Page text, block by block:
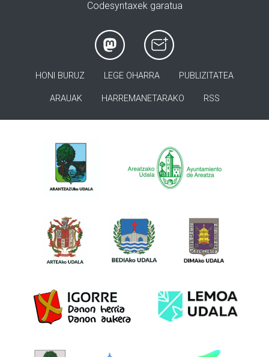
Codesyntaxek garatua
HONI BURUZ LEGE OHARRA PUBLIZITATEA
ARAUAK HARREMANETARAKO RSS